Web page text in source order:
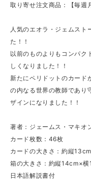
取り寄せ注文商品：【毎週
人気のエオラ・ジェムスト
た！！
以前のものよりもコンパク
しくなりました！！
新たにペリドットのカード
の内なる世界の教師であり
ザインになりました！！
著者：ジェームス・マキオ
カード枚数：46枚
カードの大きさ：約縦
箱の大きさ：約縦14cm×
日本語解説書付